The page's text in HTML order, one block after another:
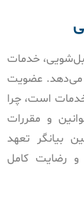
خدمات
می‌دهد. عضویت
است، چرا
و مقررات
بیانگر تعهد
و رضایت کامل